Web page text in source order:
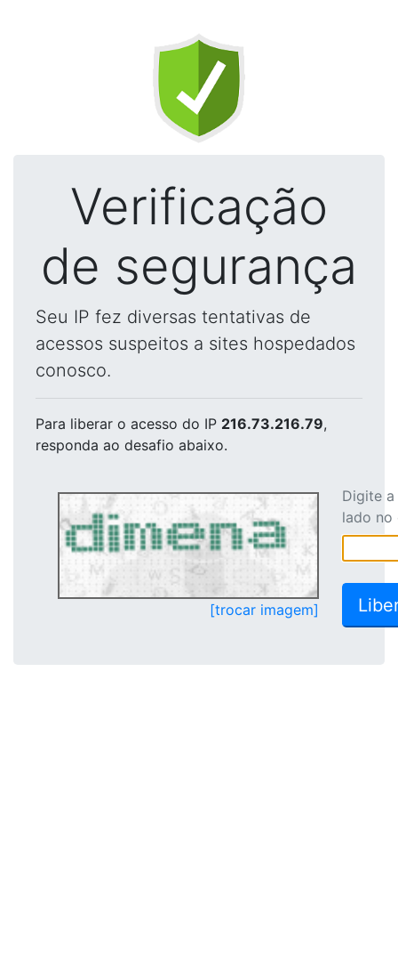
Verificação
de segurança
Seu IP fez diversas tentativas de
acessos suspeitos a sites hospedados
conosco.
Para liberar o acesso do IP 216.73.216.79,
responda ao desafio abaixo.
[trocar imagem]
Digite
lado no